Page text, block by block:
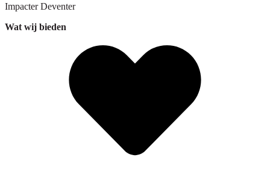
Impacter Deventer
Wat wij bieden